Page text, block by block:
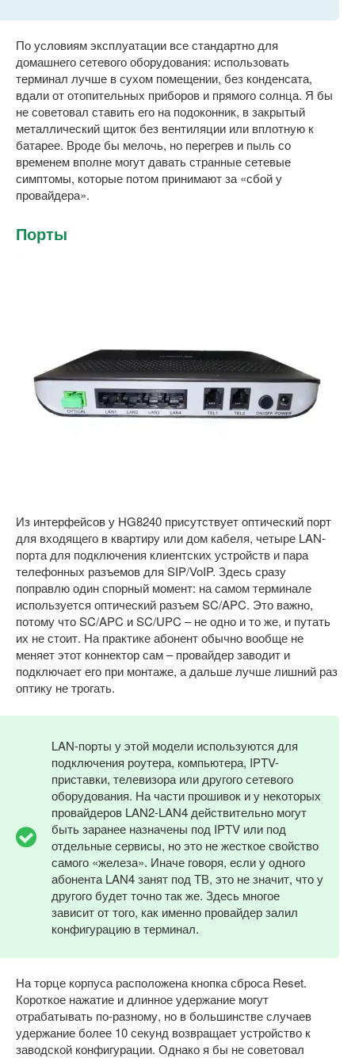
По условиям эксплуатации все стандартно для
домашнего сетевого оборудования: использовать
терминал лучше в сухом помещении, без конденсата,
вдали от отопительных приборов и прямого солнца. Я бы
не советовал ставить его на подоконник, в закрытый
металлический щиток без вентиляции или вплотную к
батарее. Вроде бы мелочь, но перегрев и пыль со
временем вполне могут давать странные сетевые
симптомы, которые потом принимают за «сбой у
провайдера».
Порты
Из интерфейсов у HG8240 присутствует оптический порт
для входящего в квартиру или дом кабеля, четыре LAN-
порта для подключения клиентских устройств и пара
телефонных разъемов для SIP/VoIP. Здесь сразу
поправлю один спорный момент: на самом терминале
используется оптический разъем SC/APC. Это важно,
потому что SC/APC и SC/UPC – не одно и то же, и путать
их не стоит. На практике абонент обычно вообще не
меняет этот коннектор сам – провайдер заводит и
подключает его при монтаже, а дальше лучше лишний раз
оптику не трогать.
LAN-порты у этой модели используются для
подключения роутера, компьютера, IPTV-
приставки, телевизора или другого сетевого
оборудования. На части прошивок и у некоторых
провайдеров LAN2-LAN4 действительно могут
быть заранее назначены под IPTV или под
отдельные сервисы, но это не жесткое свойство
самого «железа». Иначе говоря, если у одного
абонента LAN4 занят под ТВ, это не значит, что у
другого будет точно так же. Здесь многое
зависит от того, как именно провайдер залил
конфигурацию в терминал.
На торце корпуса расположена кнопка сброса Reset.
Короткое нажатие и длинное удержание могут
отрабатывать по-разному, но в большинстве случаев
удержание более 10 секунд возвращает устройство к
заводской конфигурации. Однако я бы не советовал